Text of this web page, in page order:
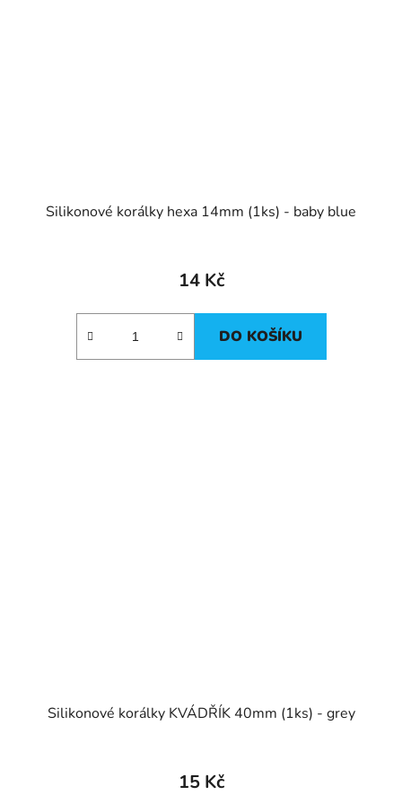
Silikonové korálky hexa 14mm (1ks) - baby blue
14 Kč
DO KOŠÍKU
Silikonové korálky KVÁDŘÍK 40mm (1ks) - grey
15 Kč